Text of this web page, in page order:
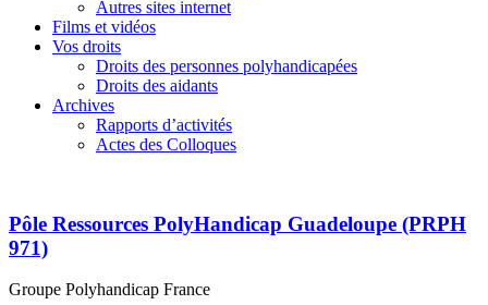
Autres sites internet
Films et vidéos
Vos droits
Droits des personnes polyhandicapées
Droits des aidants
Archives
Rapports d’activités
Actes des Colloques
Pôle Ressources PolyHandicap Guadeloupe (PRPH
971)
Groupe Polyhandicap France